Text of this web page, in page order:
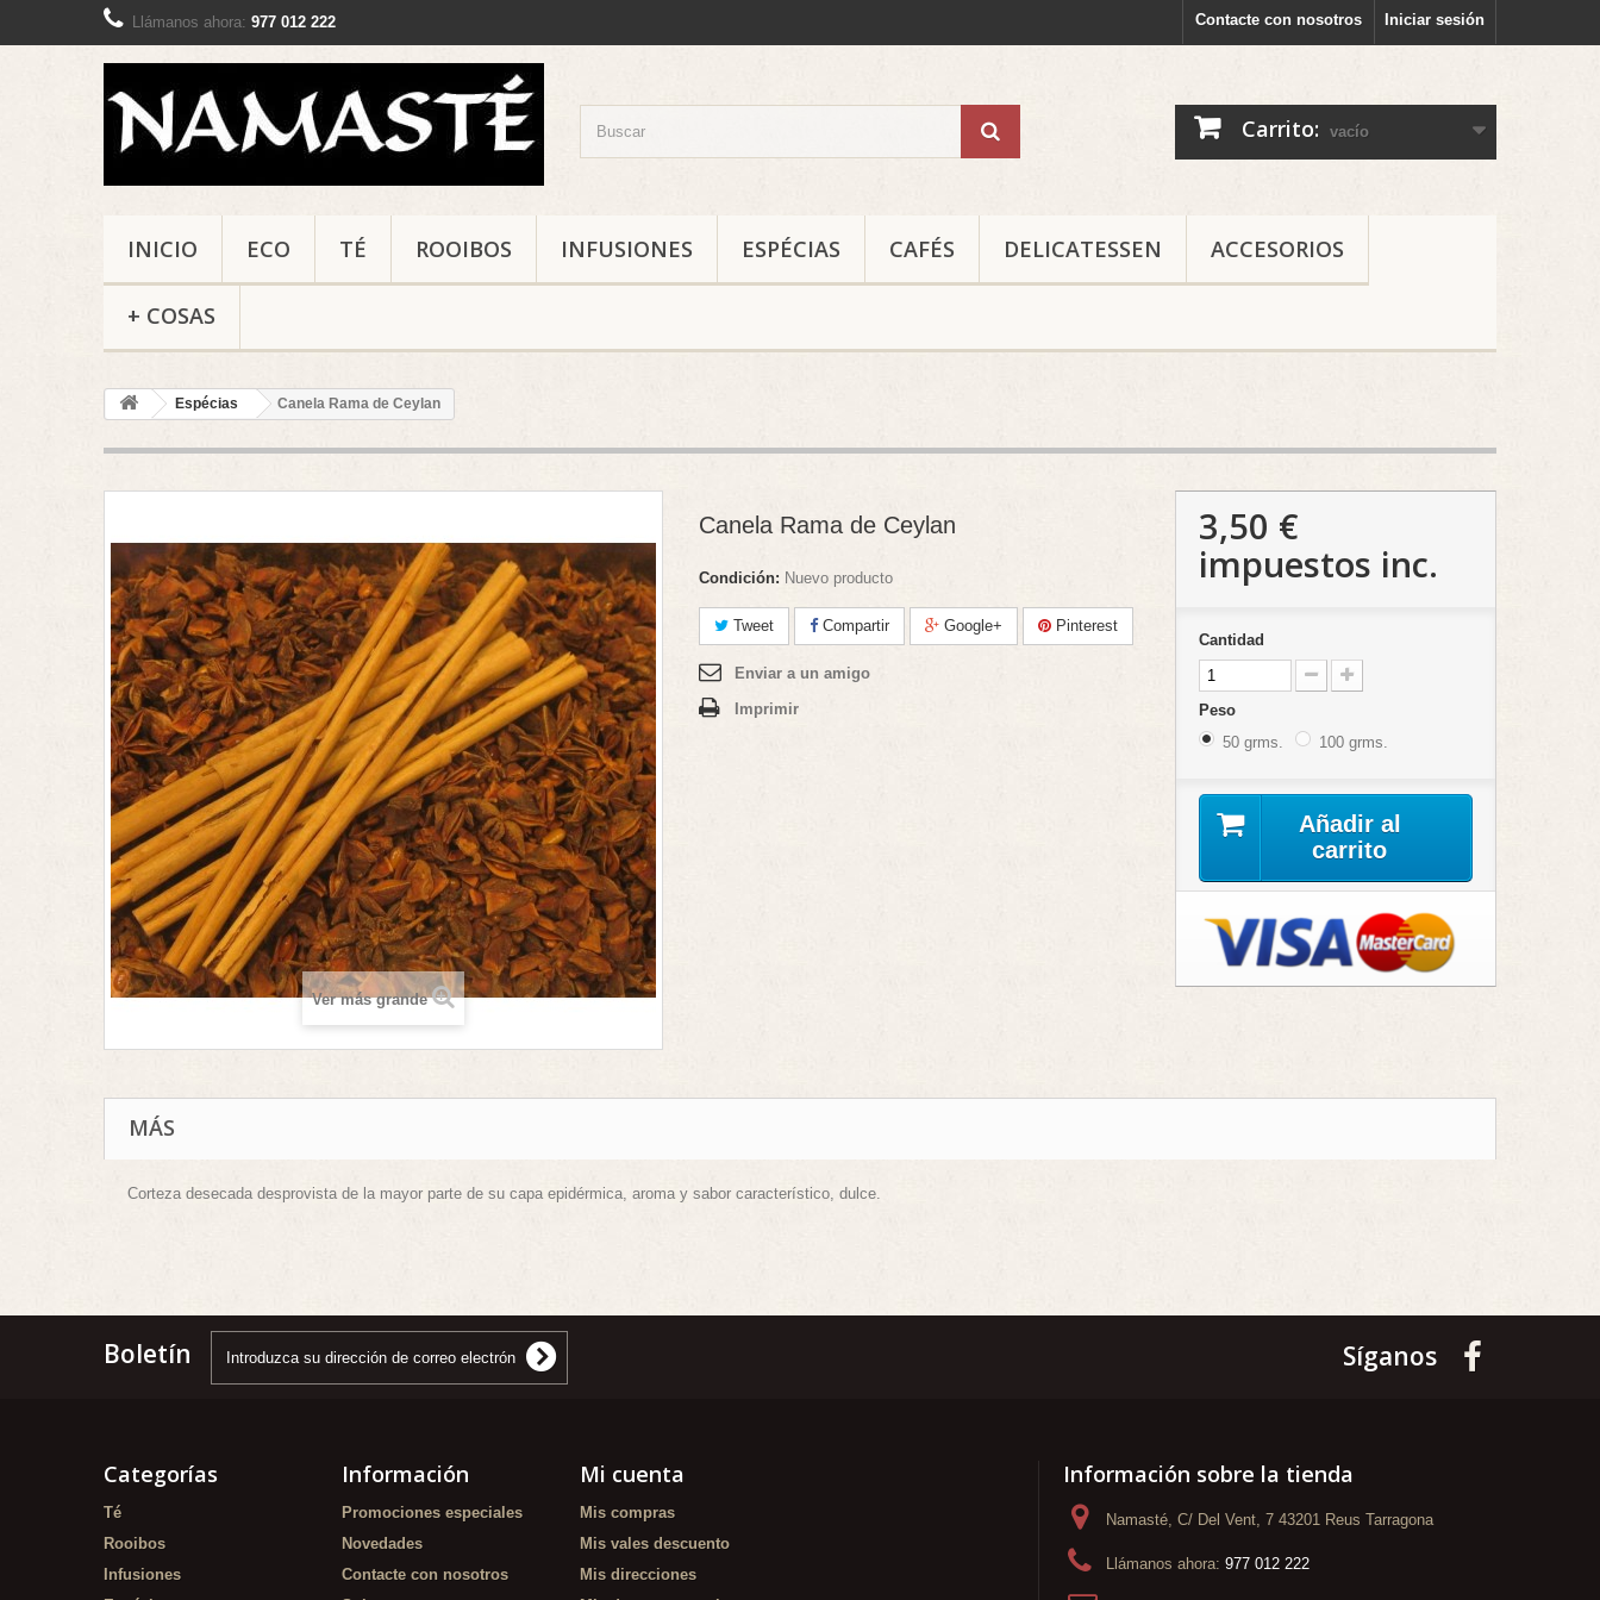
Iniciar sesión
Contacte con nosotros
Llámanos ahora: 977 012 222
Carrito: vacío
INICIO ECO TÉ ROOIBOS INFUSIONES ESPÉCIAS CAFÉS DELICATESSEN ACCESORIOS
+ COSAS
Espécias Canela Rama de Ceylan
Ver más grande
Canela Rama de Ceylan
Condición: Nuevo producto
Tweet Compartir Google+ Pinterest
Enviar a un amigo
Imprimir
3,50 €
impuestos inc.
Cantidad
Peso
50 grms.
100 grms.
Añadir al
carrito
MÁS
Corteza desecada desprovista de la mayor parte de su capa epidérmica, aroma y sabor característico, dulce.
Boletín Síganos
Categorías
Té
Rooibos
Infusiones
Información
Promociones especiales
Novedades
Contacte con nosotros
Mi cuenta
Mis compras
Mis vales descuento
Mis direcciones
Información sobre la tienda
Namasté, C/ Del Vent, 7 43201 Reus Tarragona
Llámanos ahora: 977 012 222